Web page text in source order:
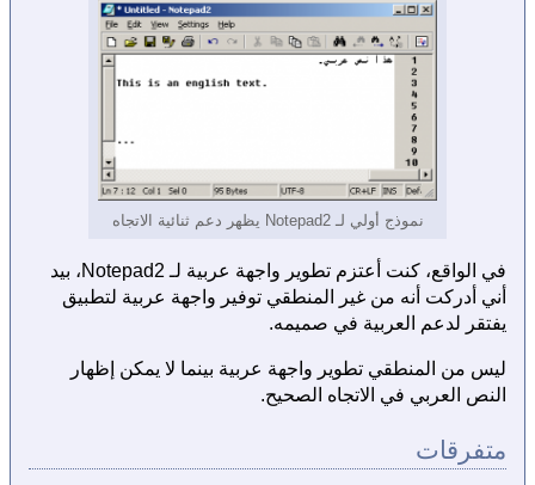
نموذج أولي لـ Notepad2 يظهر دعم ثنائية الاتجاه
في الواقع، كنت أعتزم تطوير واجهة عربية لـ Notepad2، بيد
أني أدركت أنه من غير المنطقي توفير واجهة عربية لتطبيق
يفتقر لدعم العربية في صميمه.
ليس من المنطقي تطوير واجهة عربية بينما لا يمكن إظهار
النص العربي في الاتجاه الصحيح.
متفرقات